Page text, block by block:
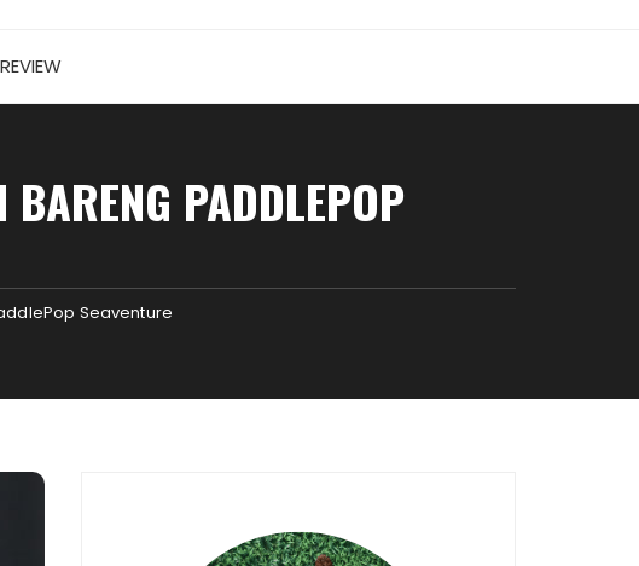
REVIEW
PADDLEPOP
Seaventure